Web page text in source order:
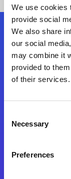
We use cookies
provide social
We also share
our social
may combine it
provided to
of their services.
Selection
Necessary
Preferences
フォローする